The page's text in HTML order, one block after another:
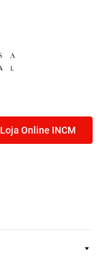
Loja Online INCM